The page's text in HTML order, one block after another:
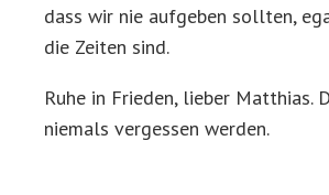
dass wir nie aufgeben sollten,
die Zeiten sind.
Ruhe in Frieden, lieber Matthias.
niemals vergessen werden.